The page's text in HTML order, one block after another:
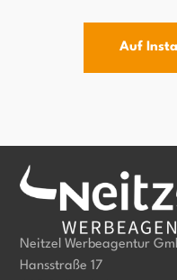
Auf
Neitzel Werbeagentur
Hansstraße 17